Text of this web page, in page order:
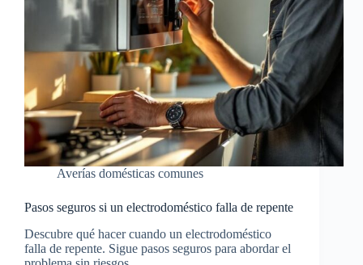
Averías domésticas comunes
Pasos seguros si un electrodoméstico falla de repente
Descubre qué hacer cuando un electrodoméstico
falla de repente. Sigue pasos seguros para abordar el